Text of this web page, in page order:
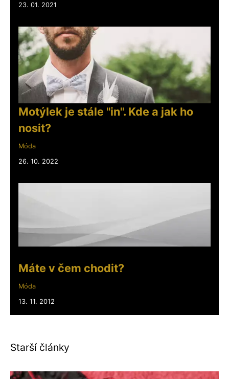
23. 01. 2021
Motýlek je stále "in". Kde a jak ho
nosit?
Móda
26. 10. 2022
Máte v čem chodit?
Móda
13. 11. 2012
Starší články